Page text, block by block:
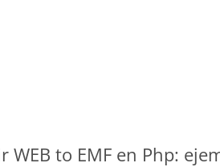
WEB to EMF en Php: